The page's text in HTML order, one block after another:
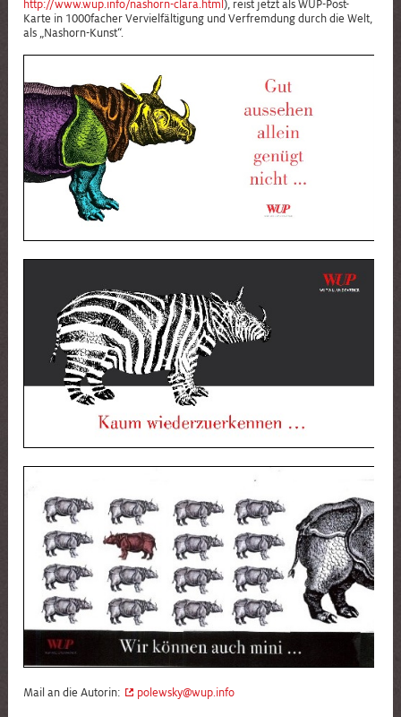
http://www.wup.info/nashorn-clara.html ), reist jetzt als WUP-Post-
Karte in 1000facher Vervielfältigung und Verfremdung durch die Welt,
als „Nashorn-Kunst“.
Mail an die Autorin: polewsky@wup.info